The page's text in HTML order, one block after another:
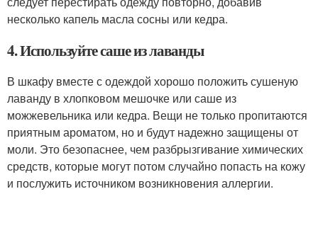
несколько капель масла сосны или кедра.
4. Используйте саше из лаванды
В шкафу вместе с одеждой хорошо положить сушеную
лаванду в хлопковом мешочке или саше из
можжевельника или кедра. Вещи не только пропитаются
приятным ароматом, но и будут надежно защищены от
моли. Это безопаснее, чем разбрызгивание химических
средств, которые могут потом случайно попасть на кожу
и послужить источником возникновения аллергии.